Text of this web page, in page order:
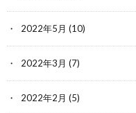
2022年5月 (10)
2022年3月 (7)
2022年2月 (5)